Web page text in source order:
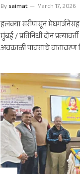
By saimat March 17, 2026
हलक्या सरींपासून मेघगर्जनेसह
मुंबई / प्रतिनिधी दोन
अवकाळी पावसाचे वातावरण